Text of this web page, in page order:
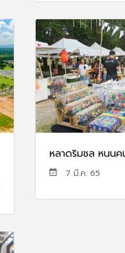
หลาดริมชล หนนค
7 มี.ค. 65